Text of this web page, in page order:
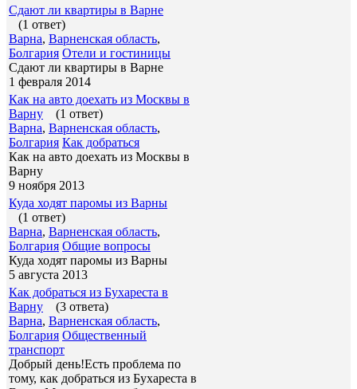
Сдают ли квартиры в Варне
(1 ответ)
Варна, Варненская область,
Болгария Отели и гостиницы
Сдают ли квартиры в Варне
1 февраля 2014
Как на авто доехать из Москвы в
Варну
(1 ответ)
Варна, Варненская область,
Болгария Как добраться
Как на авто доехать из Москвы в
Варну
9 ноября 2013
Куда ходят паромы из Варны
(1 ответ)
Варна, Варненская область,
Болгария Общие вопросы
Куда ходят паромы из Варны
5 августа 2013
Как добраться из Бухареста в
Варну
(3 ответа)
Варна, Варненская область,
Болгария Общественный
транспорт
Добрый день!Есть проблема по
тому, как добраться из Бухареста в